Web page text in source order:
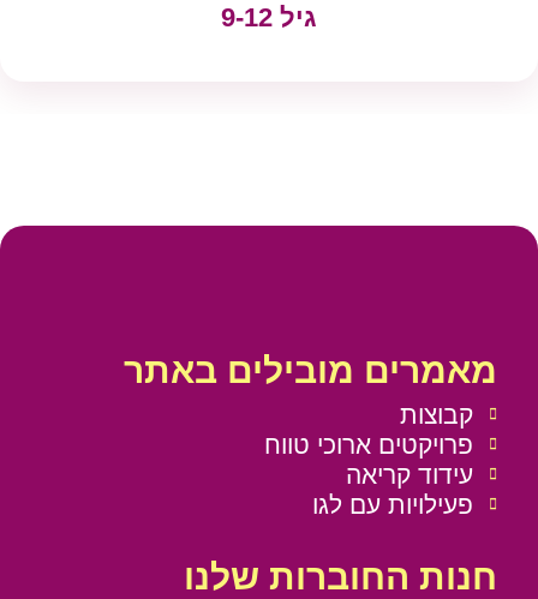
גיל 9-12
מאמרים מובילים באתר
קבוצות
פרויקטים ארוכי טווח
עידוד קריאה
פעילויות עם לגו
חנות החוברות שלנו